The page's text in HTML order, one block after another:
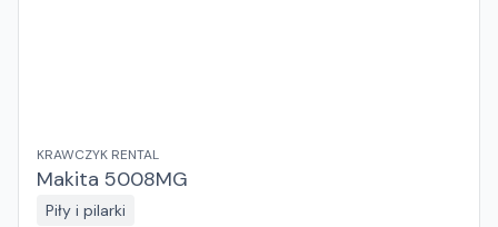
KRAWCZYK RENTAL
Makita 5008MG
Piły i pilarki